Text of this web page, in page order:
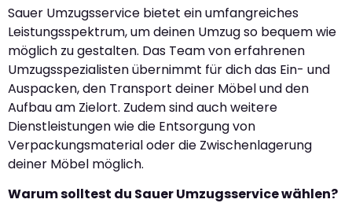
Sauer Umzugsservice bietet ein umfangreiches
Leistungsspektrum, um deinen Umzug so bequem wie
möglich zu gestalten. Das Team von erfahrenen
Umzugsspezialisten übernimmt für dich das Ein- und
Auspacken, den Transport deiner Möbel und den
Aufbau am Zielort. Zudem sind auch weitere
Dienstleistungen wie die Entsorgung von
Verpackungsmaterial oder die Zwischenlagerung
deiner Möbel möglich.
Warum solltest du Sauer Umzugsservice wählen?